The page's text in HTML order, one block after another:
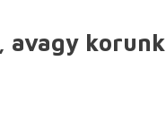
avagy korunk